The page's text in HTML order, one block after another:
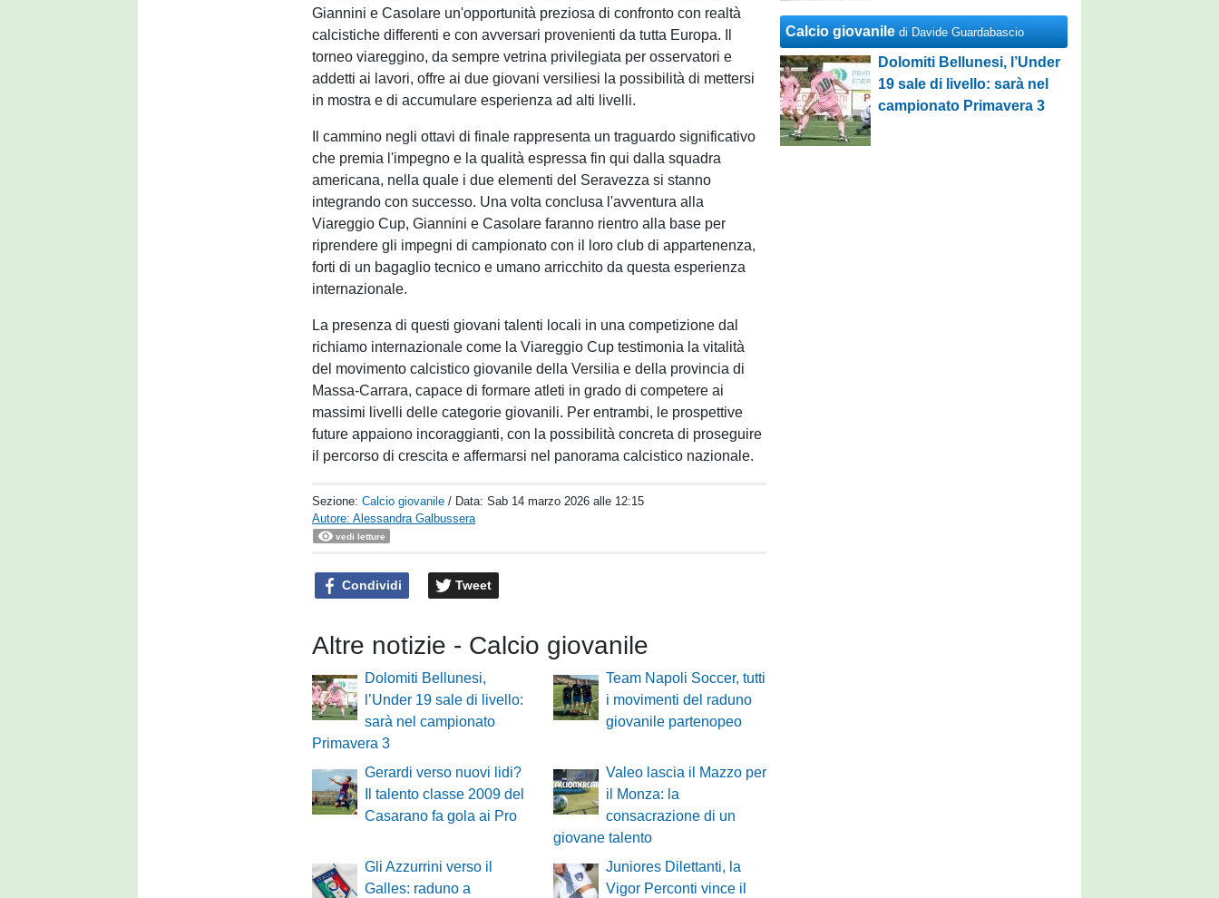
Giannini e Casolare un'opportunità preziosa di confronto con realtà
calcistiche differenti e con avversari provenienti da tutta Europa. Il
torneo viareggino, da sempre vetrina privilegiata per osservatori e
addetti ai lavori, offre ai due giovani versiliesi la possibilità di mettersi
in mostra e di accumulare esperienza ad alti livelli.
Il cammino negli ottavi di finale rappresenta un traguardo significativo
che premia l'impegno e la qualità espressa fin qui dalla squadra
americana, nella quale i due elementi del Seravezza si stanno
integrando con successo. Una volta conclusa l'avventura alla
Viareggio Cup, Giannini e Casolare faranno rientro alla base per
riprendere gli impegni di campionato con il loro club di appartenenza,
forti di un bagaglio tecnico e umano arricchito da questa esperienza
internazionale.
La presenza di questi giovani talenti locali in una competizione dal
richiamo internazionale come la Viareggio Cup testimonia la vitalità
del movimento calcistico giovanile della Versilia e della provincia di
Massa-Carrara, capace di formare atleti in grado di competere ai
massimi livelli delle categorie giovanili. Per entrambi, le prospettive
future appaiono incoraggianti, con la possibilità concreta di proseguire
il percorso di crescita e affermarsi nel panorama calcistico nazionale.
Sezione:Calcio giovanile / Data:Sab 14 marzo 2026 alle 12:15
Autore: Alessandra Galbussera
vedi letture
Condividi Tweet
Altre notizie - Calcio giovanile
Dolomiti Bellunesi,
l’Under 19 sale di livello:
sarà nel campionato
Primavera 3
Team Napoli Soccer, tutti
i movimenti del raduno
giovanile partenopeo
Gerardi verso nuovi lidi?
Il talento classe 2009 del
Casarano fa gola ai Pro
Valeo lascia il Mazzo per
il Monza: la
consacrazione di un
giovane talento
Gli Azzurrini verso il
Galles: raduno a
Juniores Dilettanti, la
Vigor Perconti vince il
Calcio giovanile di Davide Guardabascio
Dolomiti Bellunesi, l’Under
19 sale di livello: sarà nel
campionato Primavera 3